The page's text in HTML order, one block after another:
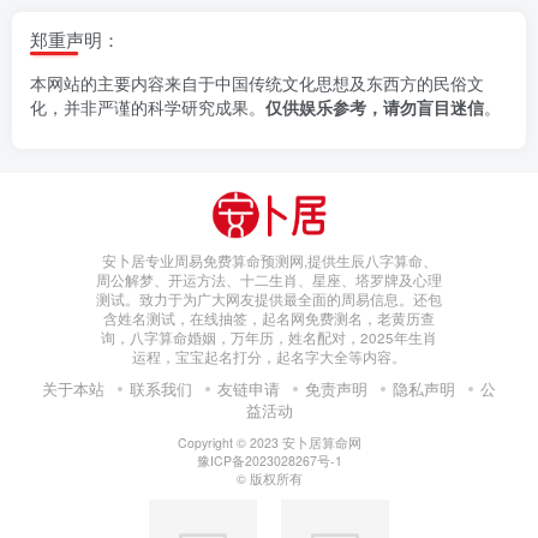
郑重声明：
本网站的主要内容来自于中国传统文化思想及东西方的民俗文
化，并非严谨的科学研究成果。 仅供娱乐参考，请勿盲目迷信。
安卜居专业周易免费算命预测网,提供生辰八字算命、
周公解梦、开运方法、十二生肖、星座、塔罗牌及心理
测试。致力于为广大网友提供最全面的周易信息。还包
含姓名测试，在线抽签，起名网免费测名，老黄历查
询，八字算命婚姻，万年历，姓名配对，2025年生肖
运程，宝宝起名打分，起名字大全等内容。
关于本站 联系我们 友链申请 免责声明 隐私声明
公
益活动
Copyright © 2023 安卜居算命网
豫ICP备2023028267号-1
© 版权所有